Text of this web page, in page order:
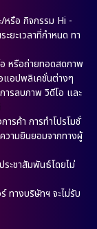
รือ กิจกรรม Hi -
ยะเวลาที่กำหนด ทา
หรือถ่ายทอดสดภาพ
แอปพลิเคชั่นต่างๆ
ารลบภาพ วิดีโอ และ
ารค้า การทำโปรโมชั่
วามยินยอมจากทางผู้
ะชาสัมพันธ์โดยไม่
ทางบริษัทฯ จะไม่รับ